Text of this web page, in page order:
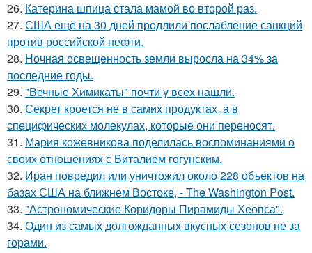
26. Катерина шпица стала мамой во второй раз.
27. США ещё на 30 дней продлили послабление санкций
против российской нефти.
28. Ночная освещенность земли выросла на 34% за
последние годы.
29. "Вечные Химикаты" почти у всех нашли.
30. Секрет кроется не в самих продуктах, а в
специфических молекулах, которые они переносят.
31. Мария кожевникова поделилась воспоминаниями о
своих отношениях с Виталием гогунским.
32. Иран повредил или уничтожил около 228 объектов на
базах США на ближнем Востоке, - The Washington Post.
33. "Астрономические Коридоры Пирамиды Хеопса".
34. Один из самых долгожданных вкусных сезонов не за
горами.